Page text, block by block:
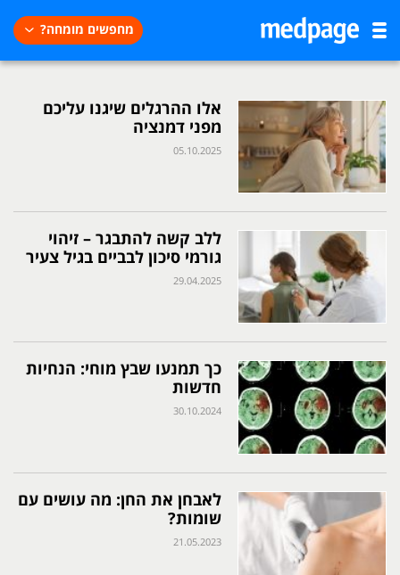
מחפשים מומחה?
אלו ההרגלים שיגנו עליכם
מפני דמנציה
05.10.2025
ללב קשה להתבגר – זיהוי
גורמי סיכון לבביים בגיל צעיר
29.04.2025
כך תמנעו שבץ מוחי: הנחיות
חדשות
30.10.2024
לאבחן את החן: מה עושים עם
שומות?
21.05.2023